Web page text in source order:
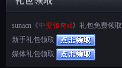
sunacn《中变传奇sf》礼包免费领取
新手礼包领取
媒体礼包领取